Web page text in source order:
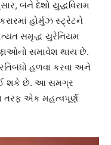
બંને દેશો યુદ્ધવિરામ
હોર્મુઝ સ્ટ્રેટને
સમૃદ્ધ યુરેનિયમ
સમાવેશ થાય છે.
હળવા કરવા અને
શકે છે. આ સમગ્ર
તરફ એક મહત્વપૂર્ણ